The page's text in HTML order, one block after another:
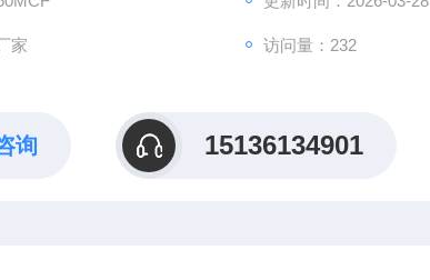
家 访问量：232
询 15136134901